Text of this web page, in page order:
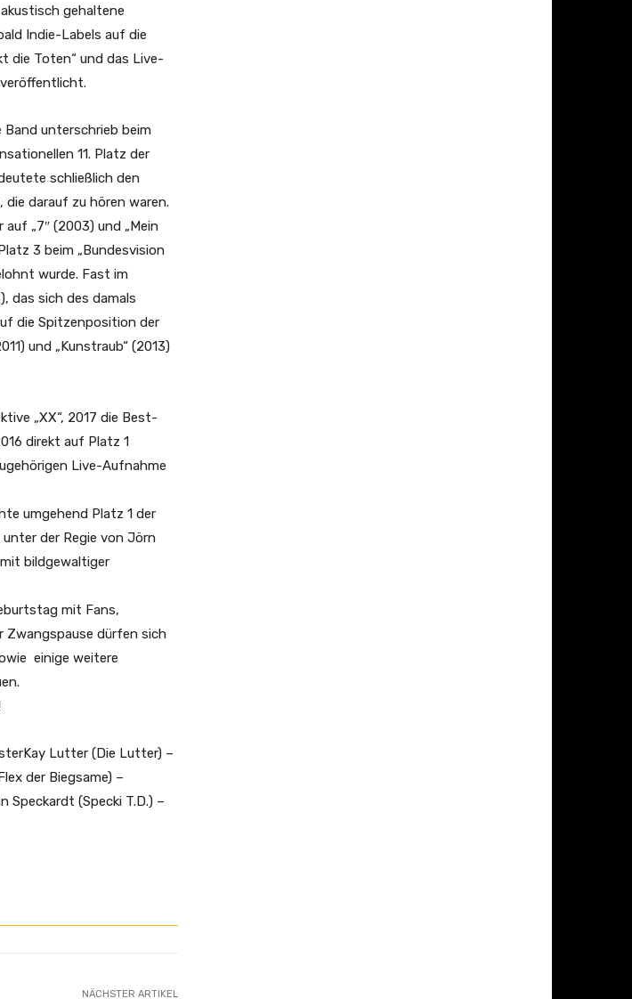
gehaltene
Indie-Labels auf die
die Toten“ und das Live-
Band unterschrieb beim
11. Platz der
schließlich den
darauf zu hören waren.
„7″ (2003) und „Mein
3 beim „Bundesvision
wurde. Fast im
das sich des damals
die Spitzenposition der
und „Kunstraub“ (2013)
„XX“, 2017 die Best-
direkt auf Platz 1
Live-Aufnahme
umgehend Platz 1 der
unter der Regie von Jörn
bildgewaltiger
mit Fans,
Zwangspause dürfen sich
einige weitere
Lutter (Die Lutter) –
der Biegsame) –
Speckardt (Specki T.D.) –
NÄCHSTER ARTIKEL